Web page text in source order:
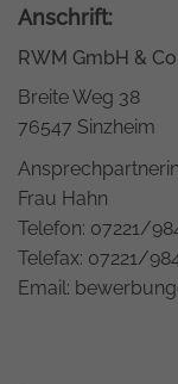
Anschrift:
RWM GmbH &
Breite Weg 38
76547 Sinzheim
Frau Hahn
Telefon: 07221/
Telefax: 07221/
Email: